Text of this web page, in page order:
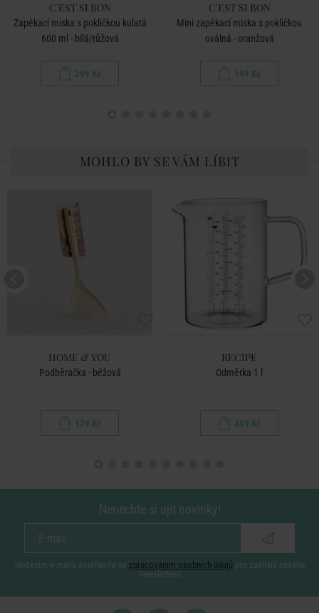
C'EST SI BON
Zapékací miska s pokličkou kulatá
600 ml - bílá/růžová
299 Kč
C'EST SI BON
Mini zapékací miska s pokličkou
oválná - oranžová
199 Kč
MOHLO BY SE VÁM LÍBIT
HOME & YOU
Podběračka - béžová
179 Kč
RECIPE
Odměrka 1 l
449 Kč
Nenechte si ujít novinky!
vložením e-mailu souhlasíte se zpracováním osobních údajů pro zasílání našeho
newsletteru